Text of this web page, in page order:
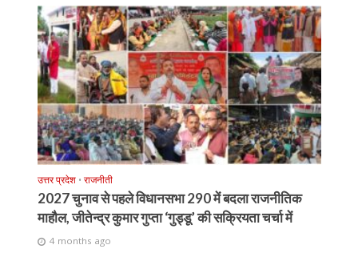
उत्तर प्रदेश • राजनीती
2027 चुनाव से पहले विधानसभा 290 में बदला राजनीतिक
माहौल, जीतेन्द्र कुमार गुप्ता ‘गुड्डू’ की सक्रियता चर्चा में
4 months ago